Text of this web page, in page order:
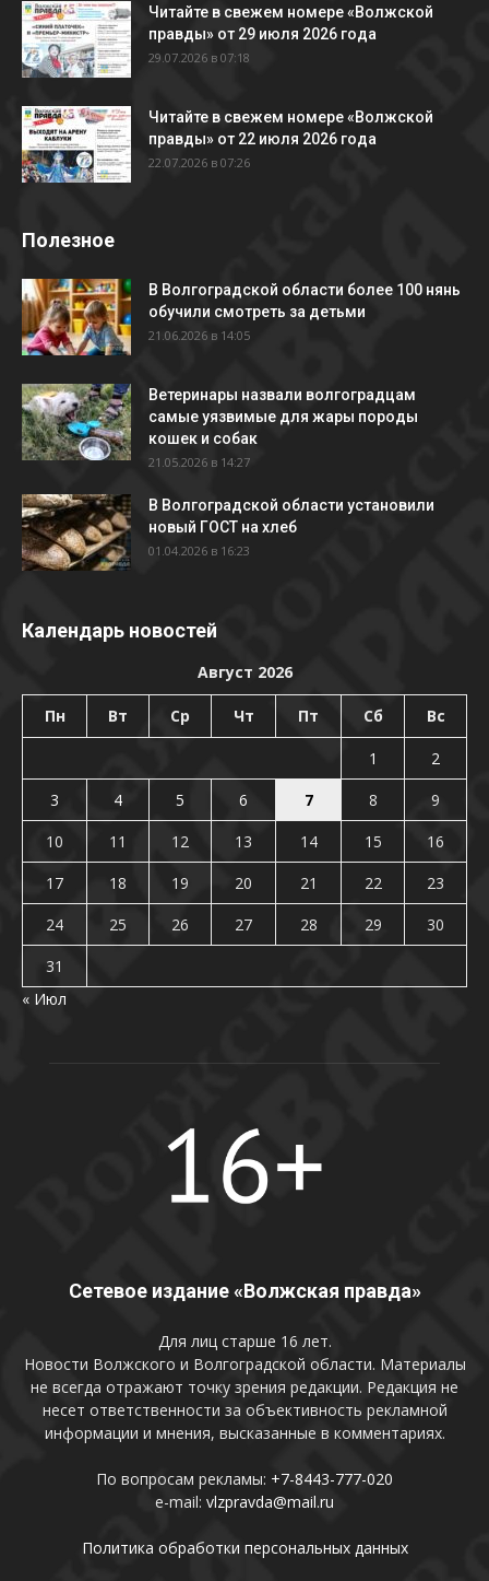
Читайте в свежем номере «Волжской
правды» от 29 июля 2026 года
29.07.2026 в 07:18
Читайте в свежем номере «Волжской
правды» от 22 июля 2026 года
22.07.2026 в 07:26
Полезное
В Волгоградской области более 100 нянь
обучили смотреть за детьми
21.06.2026 в 14:05
Ветеринары назвали волгоградцам
самые уязвимые для жары породы
кошек и собак
21.05.2026 в 14:27
В Волгоградской области установили
новый ГОСТ на хлеб
01.04.2026 в 16:23
Календарь новостей
Август 2026
Пн Вт Ср Чт Пт Сб Вс
1
2
3
4 5 6 7 8
9
10
11 12 13 14 15
16
17
18 19 20 21 22
23
24
25 26 27 28 29
30
31
« Июл
Сетевое издание «Волжская правда»
Для лиц старше 16 лет.
Новости Волжского и Волгоградской области. Материалы
не всегда отражают точку зрения редакции. Редакция не
несет ответственности за объективность рекламной
информации и мнения, высказанные в комментариях.
По вопросам рекламы: +7-8443-777-020
e-mail: vlzpravda@mail.ru
Политика обработки персональных данных